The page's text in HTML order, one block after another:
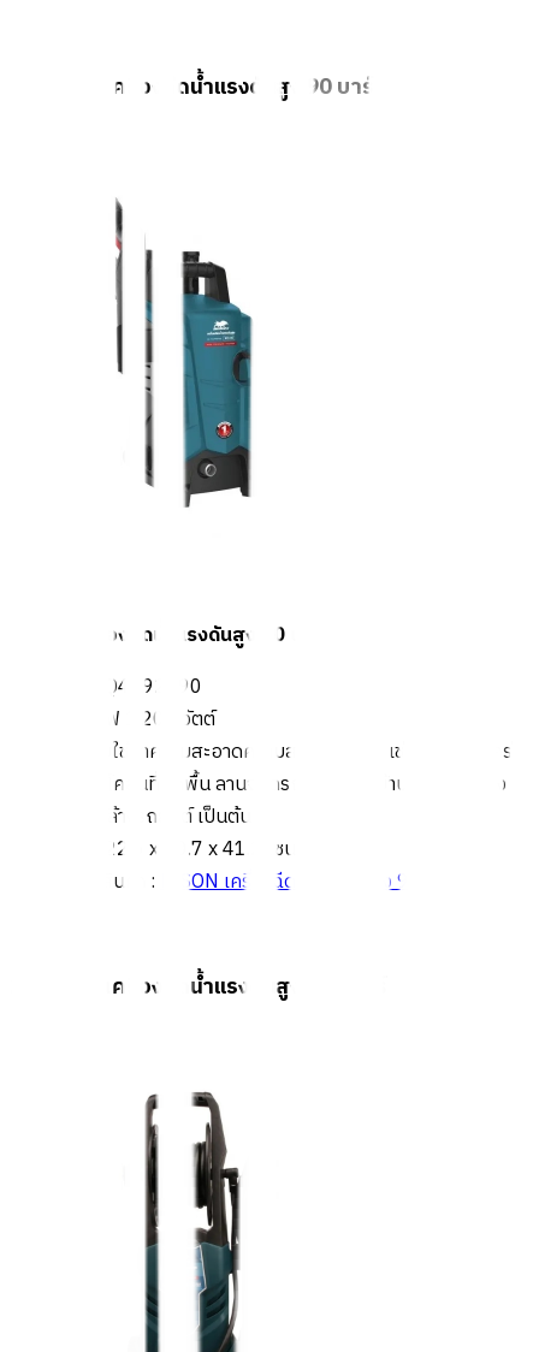
1. BISON เครื่องฉีดน้ำแรงดันสูง 90 บาร์
BISON เครื่องฉีดน้ำแรงดันสูง 90 บาร์
รุ่น YLQ4692C90
กำลังไฟ 1,200 วัตต์
สำหรับใช้ทำความสะอาดคราบสกปรกต่างๆ เช่น คราบตะไคร่
น้ำ ดินโคลนที่ติดพื้น ลานจอดรถ ถนนหน้าบ้าน ผนัง กำแพง
หรือใช้ล้างรถยนต์ เป็นต้น
ขนาด 22.6 x 30.7 x 41.2 เซนติเมตร
สั่งซื้อสินค้า :
BISON เครื่องฉีดน้ำแรงดันสูง 90 บาร์
2. BISON เครื่องฉีดน้ำแรงดันสูง 135 บาร์